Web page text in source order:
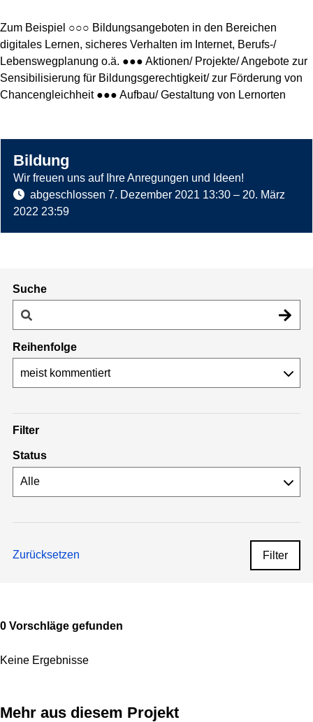
Zum Beispiel ○○○ Bildungsangeboten in den Bereichen
digitales Lernen, sicheres Verhalten im Internet, Berufs-/
Lebenswegplanung o.ä. ●●● Aktionen/ Projekte/ Angebote zur
Sensibilisierung für Bildungsgerechtigkeit/ zur Förderung von
Chancengleichheit ●●● Aufbau/ Gestaltung von Lernorten
Bildung
Wir freuen uns auf Ihre Anregungen und Ideen!
abgeschlossen 7. Dezember 2021 13:30 – 20. März
2022 23:59
Suche
Reihenfolge
Filter
Status
Zurücksetzen Filter
0 Vorschläge gefunden
Keine Ergebnisse
Mehr aus diesem Projekt